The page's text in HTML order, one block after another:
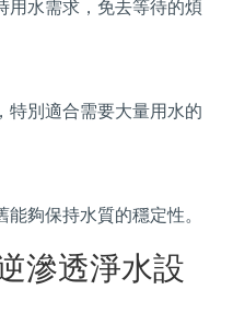
用水需求，免去等待的煩
特別適合需要大量用水的
夠保持水質的穩定性。
滲透淨水設